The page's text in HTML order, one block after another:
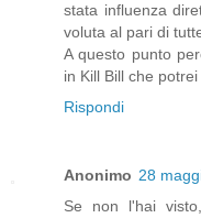
stata influenza
voluta al pari di
A questo punto
in Kill Bill che
Rispondi
Anonimo 28
Se non l'hai